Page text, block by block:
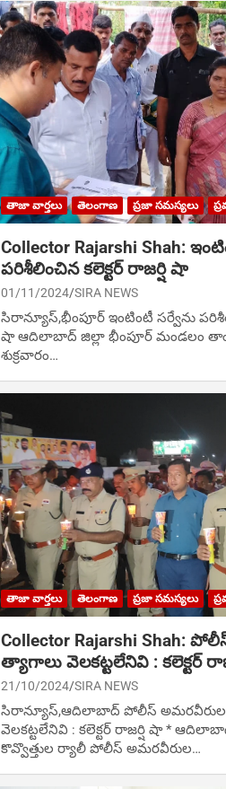
తాజా వార్తలు తెలంగాణ ప్రజా సమస్యలు
Collector Rajarshi Shah:
ప‌రిశీలించిన క‌లెక్ట‌ర్ రాజర్షి షా
01/11/2024 SIRA NEWS
సిరాన్యూస్,భీంపూర్‌ ఇంటింటీ స‌ర్వేను
షా ఆదిలాబాద్ జిల్లా భీంపూర్‌ మండలం
శుక్రవారం…
తాజా వార్తలు తెలంగాణ ప్రజా సమస్యలు
Collector Rajarshi Shah:
త్యాగాలు వెలకట్టలేనివి : కలెక్టర్
21/10/2024 SIRA NEWS
సిరాన్యూస్,ఆదిలాబాద్‌ పోలీస్
వెలకట్టలేనివి : కలెక్టర్ రాజర్షి షా *
కొవ్వొత్తుల ర్యాలీ పోలీస్ అమరవీరుల…